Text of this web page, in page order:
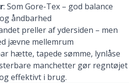
: Som Gore-Tex – god balance
ogåndbarhed
prellerafydersiden – men
jævne mellemrum
hætte, tapede sømme, lynlåse
manchetter gør regntøjet
effektivt i brug.